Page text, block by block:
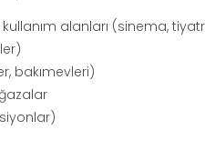
alanları (sinema,
bakımevleri)